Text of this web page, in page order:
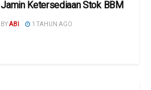
Jamin Ketersediaan Stok BBM
BYABI 1 TAHUN AGO